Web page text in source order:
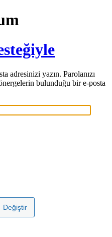
adresinizi yazın. Parolanızı
bulunduğu bir e-posta